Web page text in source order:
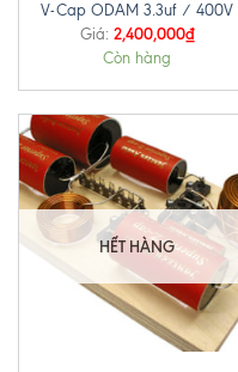
V-Cap ODAM 3.3uf / 400V
Giá: 2,400,000₫
Còn hàng
HẾT HÀNG